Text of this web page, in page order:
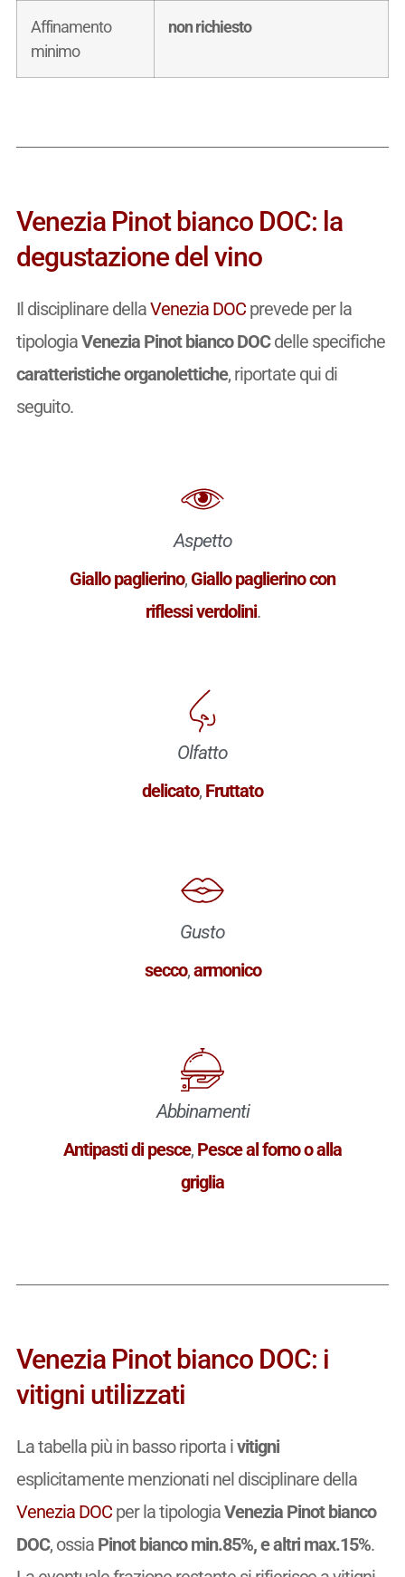
Affinamento
minimo
non richiesto
Venezia Pinot bianco DOC: la
degustazione del vino
Il disciplinare dellaVenezia DOCprevede per la
tipologiaVenezia Pinot bianco DOCdelle specifiche
caratteristiche organolettiche, riportate qui di
seguito.
Aspetto
Giallo paglierino, Giallo paglierino con
riflessi verdolini.
Olfatto
delicato, Fruttato
Gusto
secco,armonico
Abbinamenti
Antipasti di pesce, Pesce al forno o alla
griglia
Venezia Pinot bianco DOC: i
vitigni utilizzati
La tabella più in basso riporta ivitigni
esplicitamente menzionati nel disciplinare della
Venezia DOCper la tipologiaVenezia Pinot bianco
DOC, ossia Pinot bianco min.85%, e altri max.15%.